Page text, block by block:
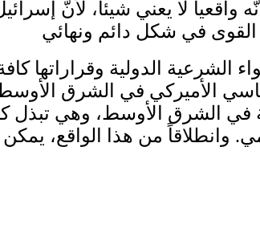
واقعياً لا يعني شيئاً، لأنّ
الشرعية الدولية وقراراتها
الأميركي في الشرق
الشرق الأوسط، وهي تبذل
وانطلاقاً من هذا الواقع،